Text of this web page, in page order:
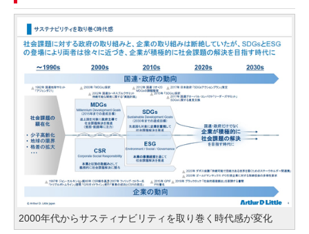
2000年代からサスティナビリティを取り巻く時代感が変化